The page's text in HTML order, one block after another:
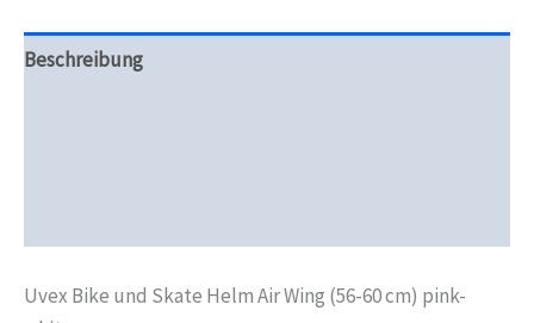
Beschreibung
Uvex Bike und Skate Helm Air Wing (56-60 cm) pink-